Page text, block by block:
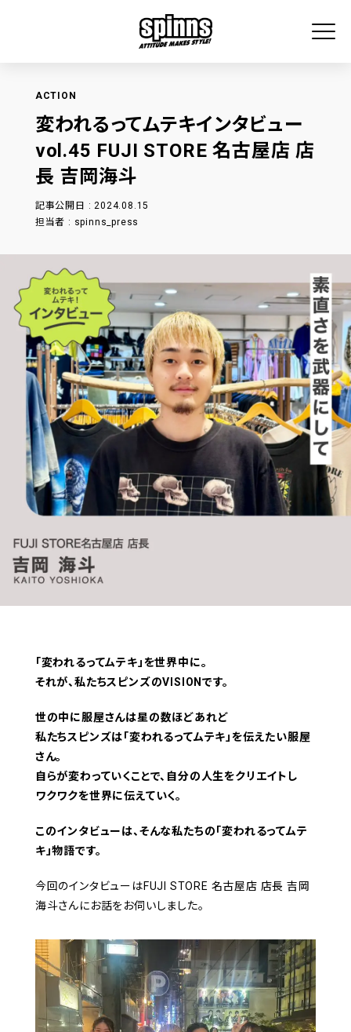
ACTION
変われるってムテキインタビュー
vol.45 FUJI STORE 名古屋店 店
長 吉岡海斗
記事公開日 : 2024.08.15
担当者 : spinns_press
「変われるってムテキ」を世界中に。
それが、私たちスピンズのVISIONです。
世の中に服屋さんは星の数ほどあれど
私たちスピンズは「変われるってムテキ」を伝えたい服屋
さん。
自らが変わっていくことで、自分の人生をクリエイトし
ワクワクを世界に伝えていく。
このインタビューは、そんな私たちの「変われるってムテ
キ」物語です。
今回のインタビューはFUJI STORE 名古屋店 店長 吉岡
海斗さんにお話をお伺いしました。